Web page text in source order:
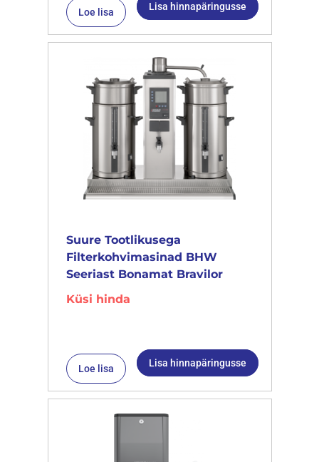
Loe lisa Lisa hinnapäringusse
Suure Tootlikusega
Filterkohvimasinad BHW
Seeriast Bonamat Bravilor
Küsi hinda
Loe lisa Lisa hinnapäringusse